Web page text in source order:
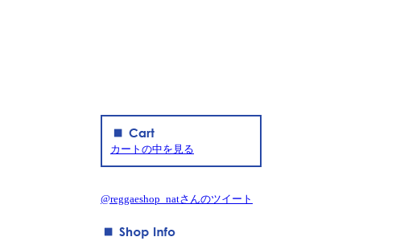
カートの中を見る
@reggaeshop_natさんのツイート